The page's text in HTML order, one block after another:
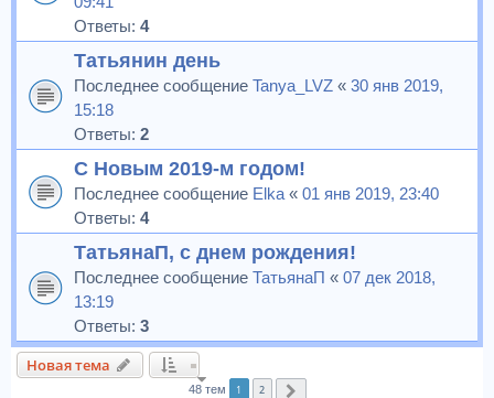
Ответы: 4
Татьянин день
Последнее сообщение Tanya_LVZ « 30 янв 2019,
15:18
Ответы: 2
С Новым 2019-м годом!
Последнее сообщение Elka « 01 янв 2019, 23:40
Ответы: 4
ТатьянаП, с днем рождения!
Последнее сообщение ТатьянаП « 07 дек 2018,
13:19
Ответы: 3
Новая тема
48 тем 1 2